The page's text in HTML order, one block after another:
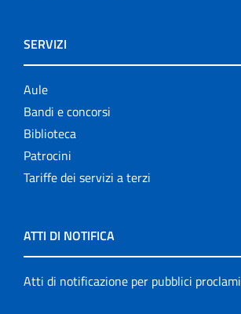
SERVIZI
Aule
Bandi e concorsi
Biblioteca
Patrocini
Tariffe dei servizi a terzi
ATTI DI NOTIFICA
Atti di notificazione per pubblici proclami